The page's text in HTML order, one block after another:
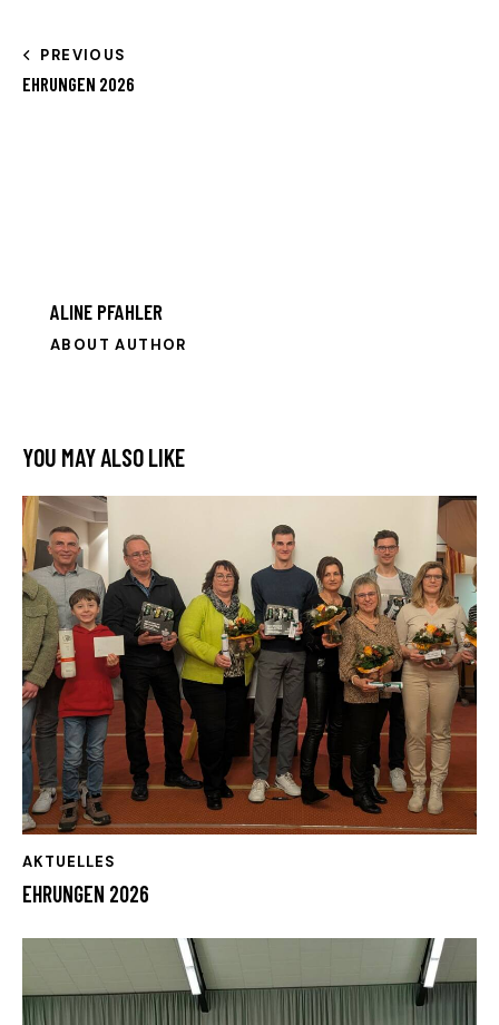
PREVIOUS
EHRUNGEN 2026
ALINE PFAHLER
ABOUT AUTHOR
YOU MAY ALSO LIKE
AKTUELLES
EHRUNGEN 2026